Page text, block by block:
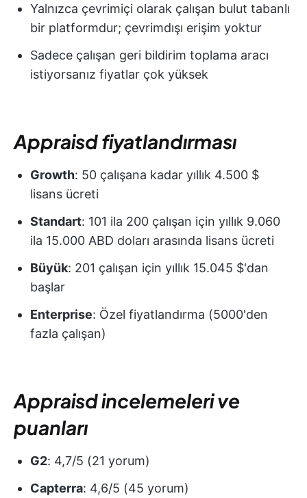
Yalnızca çevrimiçi olarak çalışan bulut tabanlı
bir platformdur; çevrimdışı erişim yoktur
Sadece çalışan geri bildirim toplama aracı
istiyorsanız fiyatlar çok yüksek
Appraisd fiyatlandırması
Growth: 50 çalışana kadar yıllık 4.500 $
lisans ücreti
Standart: 101 ila 200 çalışan için yıllık 9.060
ila 15.000 ABD doları arasında lisans ücreti
Büyük: 201 çalışan için yıllık 15.045 $'dan
başlar
Enterprise: Özel fiyatlandırma (5000'den
fazla çalışan)
Appraisd incelemeleri ve
puanları
G2: 4,7/5 (21 yorum)
Capterra: 4,6/5 (45 yorum)